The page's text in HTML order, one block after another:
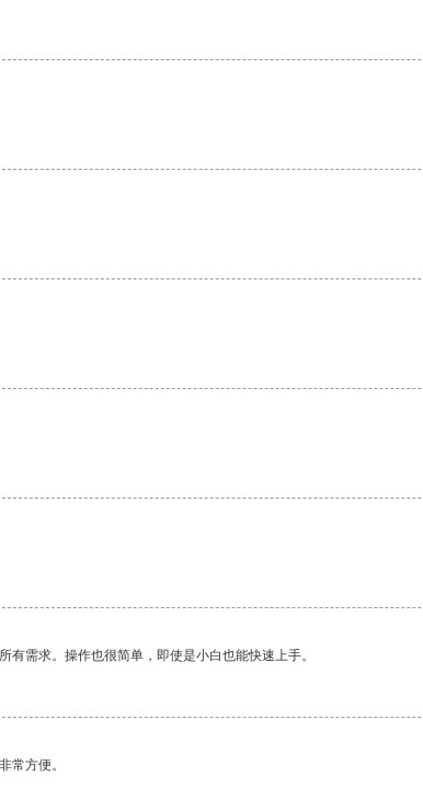
需求。操作也很简单，即使是小白也能快速上手。
常方便。